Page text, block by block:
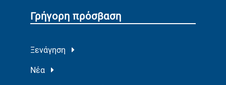
Γρήγορη πρόσβαση
Ξενάγηση
Νέα